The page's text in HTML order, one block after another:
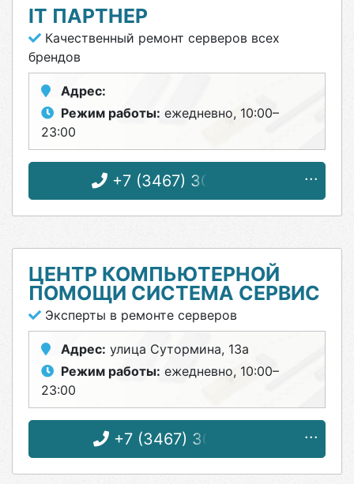
IT ПАРТНЕР
Качественный ремонт серверов всех
брендов
Адрес:
Режим работы: ежедневно, 10:00–
23:00
+7 (3467) 30-98-78
ЦЕНТР КОМПЬЮТЕРНОЙ
ПОМОЩИ СИСТЕМА СЕРВИС
Эксперты в ремонте серверов
Адрес: улица Сутормина, 13а
Режим работы: ежедневно, 10:00–
23:00
+7 (3467) 30-71-57